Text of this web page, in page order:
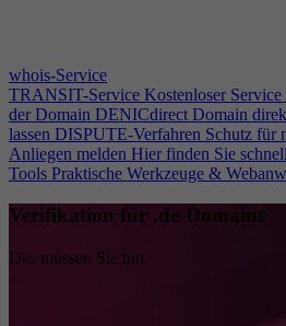
whois-Service
TRANSIT-Service Kostenloser
der Domain DENICdirect Domain
lassen DISPUTE-Verfahren Schutz für
Anliegen melden Hier finden Sie
Tools Praktische Werkzeuge &
Verifikation für .de-Domains
Das müssen Sie tun